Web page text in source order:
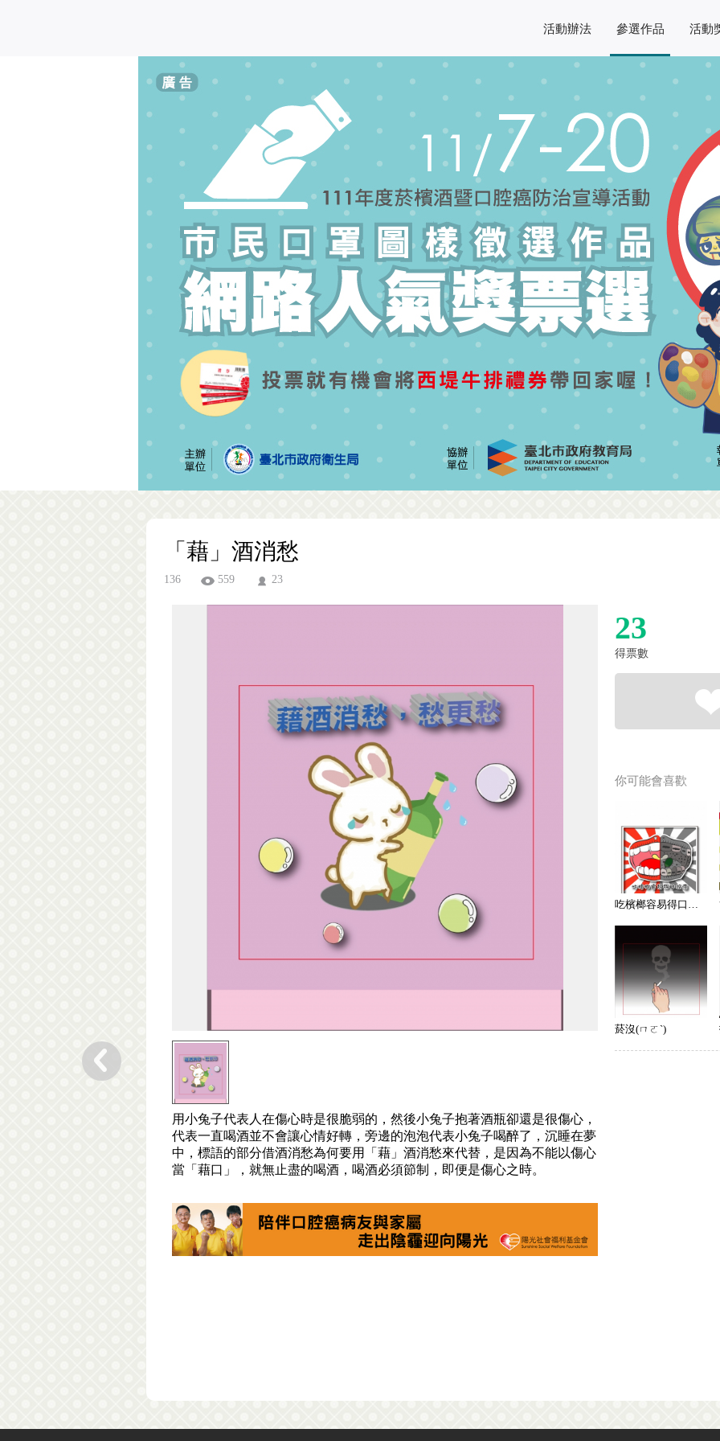
活動辦法 參選作品 活動
「藉」酒消愁
136 559 23
用小兔子代表人在傷心時是很脆弱的，然後小兔子抱著酒瓶卻還是很傷心，
代表一直喝酒並不會讓心情好轉，旁邊的泡泡代表小兔子喝醉了，沉睡在夢
中，標語的部分借酒消愁為何要用「藉」酒消愁來代替，是因為不能以傷心
當「藉口」，就無止盡的喝酒，喝酒必須節制，即便是傷心之時。
23
得票數
你可能會喜歡
吃檳榔容易得口腔癌
菸沒(ㄇㄛˋ)